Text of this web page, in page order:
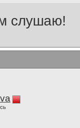
слушаю!